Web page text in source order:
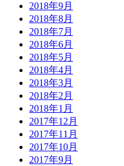
2018年9月
2018年8月
2018年7月
2018年6月
2018年5月
2018年4月
2018年3月
2018年2月
2018年1月
2017年12月
2017年11月
2017年10月
2017年9月